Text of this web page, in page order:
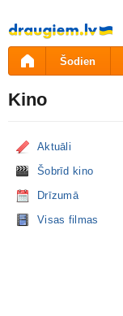
Pāriet
uz
saturu
Šodien
Kino
Aktuāli
Šobrīd kino
Drīzumā
Visas filmas